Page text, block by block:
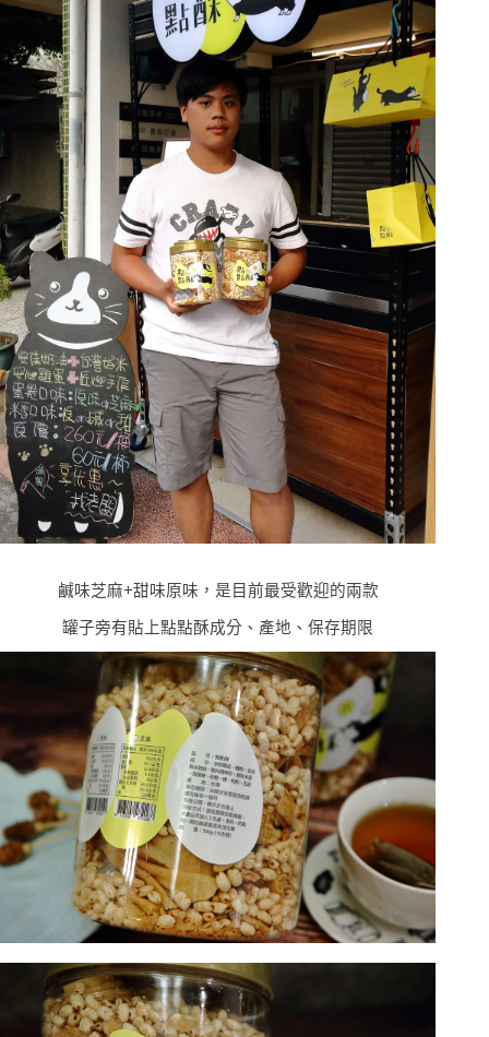
鹹味芝麻+甜味原味，是目前最受歡迎的兩款
罐子旁有貼上點點酥成分、產地、保存期限